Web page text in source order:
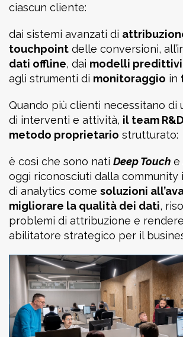
ciascun cliente:
dai sistemi avanzati di
touchpoint delle conversioni,
dati offline, dai modelli predittivi
agli strumenti di monitoraggio in
Quando più clienti necessitano di
di interventi e attività, il team
metodo proprietario strutturato:
è così che sono nati Deep Touch e
oggi riconosciuti dalla community
di analytics come soluzioni
migliorare la qualità dei dati,
problemi di attribuzione e
abilitatore strategico per il